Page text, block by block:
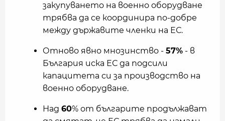
закупуването на военно оборудване
трябва да се координира по-добре
между държавите членки на ЕС.
Отново явно мнозинство - 57% - в
България иска ЕС да подсили
капацитета си за производство на
военно оборудване.
Над 60% от българите продължават